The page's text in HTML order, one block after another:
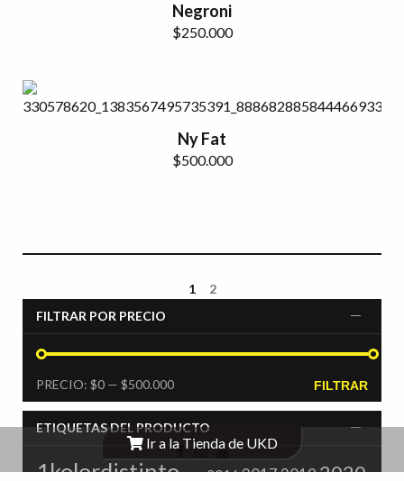
Negroni
$250.000
Ny Fat
$500.000
1
2
FILTRAR POR PRECIO
PRECIO
MÍNIMO
PRECIO
MÁXIMO
FILTRAR
PRECIO: $0 — $500.000
ETIQUETAS DEL PRODUCTO
1kolordistinto 1018 2016201720192020
Ir a la Tienda de UKD